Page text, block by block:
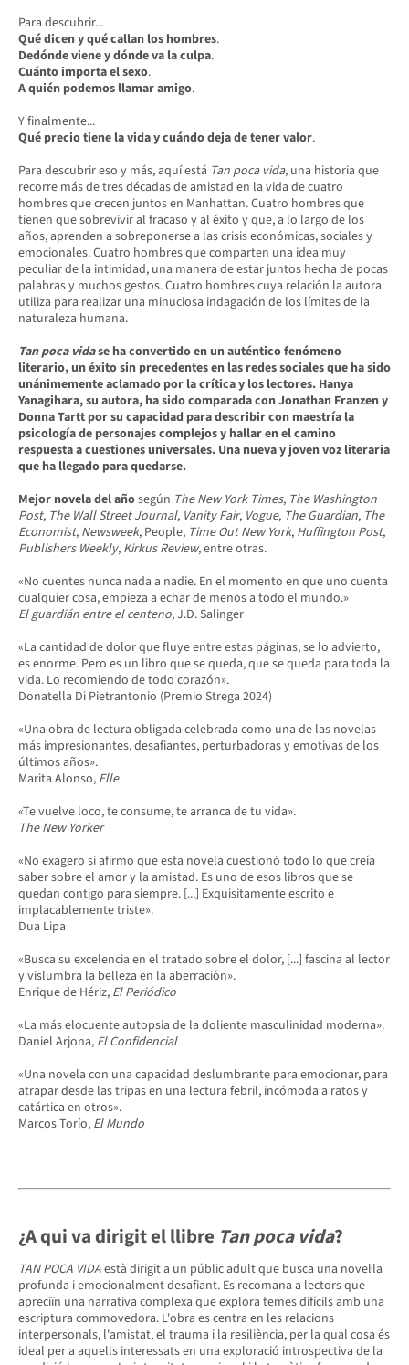
Para descubrir...
Qué dicen y qué callan los hombres.
Dedónde viene y dónde va la culpa.
Cuánto importa el sexo.
A quién podemos llamar amigo.
Y finalmente...
Qué precio tiene la vida y cuándo deja de tener valor.
Para descubrir eso y más, aquí está Tan poca vida, una historia que
recorre más de tres décadas de amistad en la vida de cuatro
hombres que crecen juntos en Manhattan. Cuatro hombres que
tienen que sobrevivir al fracaso y al éxito y que, a lo largo de los
años, aprenden a sobreponerse a las crisis económicas, sociales y
emocionales. Cuatro hombres que comparten una idea muy
peculiar de la intimidad, una manera de estar juntos hecha de pocas
palabras y muchos gestos. Cuatro hombres cuya relación la autora
utiliza para realizar una minuciosa indagación de los límites de la
naturaleza humana.
Tan poca vidase ha convertido en un auténtico fenómeno
literario, un éxito sin precedentes en las redes sociales que ha sido
unánimemente aclamado por la crítica y los lectores. Hanya
Yanagihara, su autora, ha sido comparada con Jonathan Franzen y
Donna Tartt por su capacidad para describir con maestría la
psicología de personajes complejos y hallar en el camino
respuesta a cuestiones universales. Una nueva y joven voz literaria
que ha llegado para quedarse.
Mejor novela del añosegún The New York Times, The Washington
Post, The Wall Street Journal, Vanity Fair, Vogue, The Guardian, The
Economist, Newsweek, People, Time Out New York, Huffington Post,
Publishers Weekly, Kirkus Review, entre otras.
«No cuentes nunca nada a nadie. En el momento en que uno cuenta
cualquier cosa, empieza a echar de menos a todo el mundo.»
El guardián entre el centeno, J.D. Salinger
«La cantidad de dolor que fluye entre estas páginas, se lo advierto,
es enorme. Pero es un libro que se queda, que se queda para toda la
vida. Lo recomiendo de todo corazón».
Donatella Di Pietrantonio (Premio Strega 2024)
«Una obra de lectura obligada celebrada como una de las novelas
más impresionantes, desafiantes, perturbadoras y emotivas de los
últimos años».
Marita Alonso, Elle
«Te vuelve loco, te consume, te arranca de tu vida».
The New Yorker
«No exagero si afirmo que esta novela cuestionó todo lo que creía
saber sobre el amor y la amistad. Es uno de esos libros que se
quedan contigo para siempre. [...] Exquisitamente escrito e
implacablemente triste».
Dua Lipa
«Busca su excelencia en el tratado sobre el dolor, [...] fascina al lector
y vislumbra la belleza en la aberración».
Enrique de Hériz, El Periódico
«La más elocuente autopsia de la doliente masculinidad moderna».
Daniel Arjona, El Confidencial
«Una novela con una capacidad deslumbrante para emocionar, para
atrapar desde las tripas en una lectura febril, incómoda a ratos y
catártica en otros».
Marcos Torío, El Mundo
¿A qui va dirigit el llibre Tan poca vida?
TAN POCA VIDAestà dirigit a un públic adult que busca una novel·la
profunda i emocionalment desafiant. Es recomana a lectors que
apreciïn una narrativa complexa que explora temes difícils amb una
escriptura commovedora. L'obra es centra en les relacions
interpersonals, l'amistat, el trauma i la resiliència, per la qual cosa és
ideal per a aquells interessats en una exploració introspectiva de la